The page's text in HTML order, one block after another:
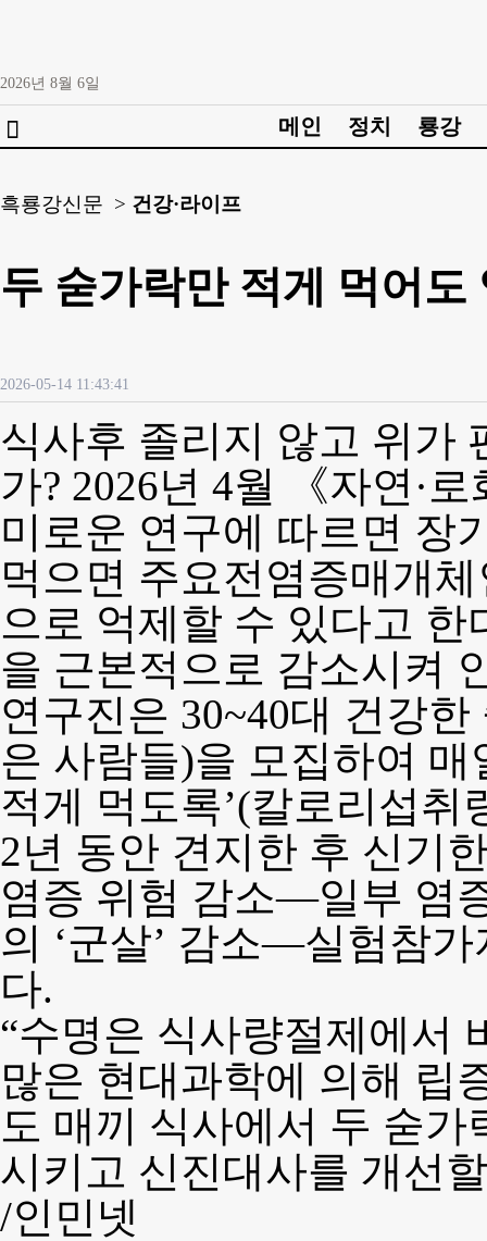
2026년 8월 6일
 메인 정치 룡강
흑룡강신문 > 건강·라이프
두 숟가락만 적게 먹어도
2026-05-14 11:43:41
식사후 졸리지 않고 위가
가? 2026년 4월 《자연·
미로운 연구에 따르면 장
먹으면 주요전염증매개체
으로 억제할 수 있다고
을 근본적으로 감소시켜
연구진은 30~40대 건강
은 사람들)을 모집하여
적게 먹도록’(칼로리섭취
2년 동안 견지한 후 신기
염증 위험 감소—일부 염
의 ‘군살’ 감소—실험참
다.
“수명은 식사량절제에서
많은 현대과학에 의해 립
도 매끼 식사에서 두 숟
시키고 신진대사를 개선
/인민넷